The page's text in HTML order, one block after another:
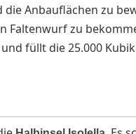
Anbauflächen zu
zu
füllt die 25.000